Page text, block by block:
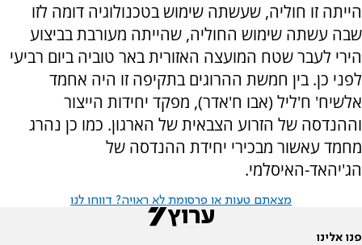
הייתה זו חוליה, שעשתה שימוש בטכנולוגיה דומה לזו
שבה עשתה שימוש החוליה, שהייתה מעורבת בביצוע
הירי לעבר שטח המועצה האזורית באר טוביה ביום רביעי
לפני כן. בין חמשת ההרוגים בתקיפה זו היה אחמד
אלשיח' ח'ליל (אבו ח'אדר), מפקד יחידות הייצור
וההנדסה של הזרוע הצבאית של הארגון. כמו כן נהרג
מחמד עאשור מבכירי יחידת ההנדסה של
הג'יהאד-האיסלמי.
מצאתם טעות או פרסומת לא ראויה? דווחו לנו
פנו אלינו